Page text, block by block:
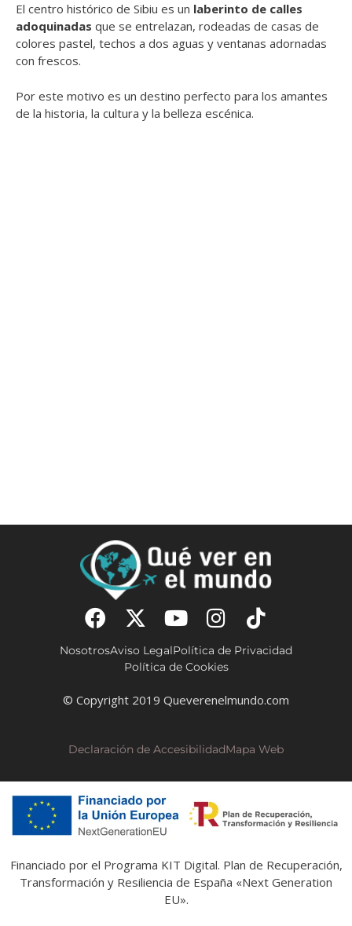
El centro histórico de Sibiu es un laberinto de calles
adoquinadas que se entrelazan, rodeadas de casas de
colores pastel, techos a dos aguas y ventanas adornadas
con frescos.
Por este motivo es un destino perfecto para los amantes
de la historia, la cultura y la belleza escénica.
NosotrosAviso LegalPolítica de Privacidad
Política de Cookies
© Copyright 2019 Queverenelmundo.com
Declaración de AccesibilidadMapa Web
Financiado por el Programa KIT Digital. Plan de Recuperación,
Transformación y Resiliencia de España «Next Generation
EU».